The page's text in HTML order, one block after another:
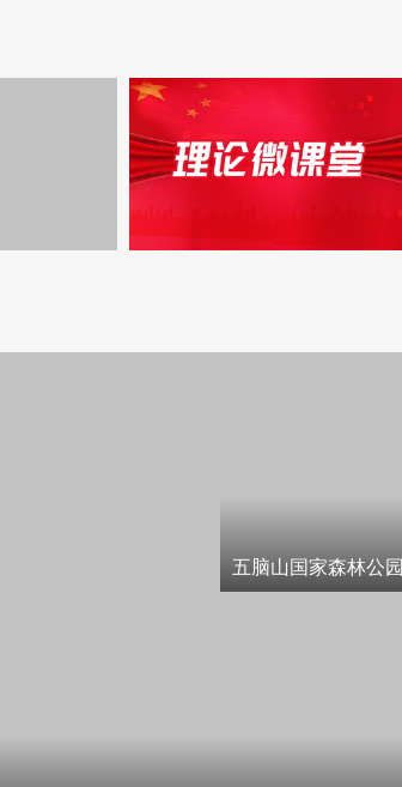
五脑山国家森林公园